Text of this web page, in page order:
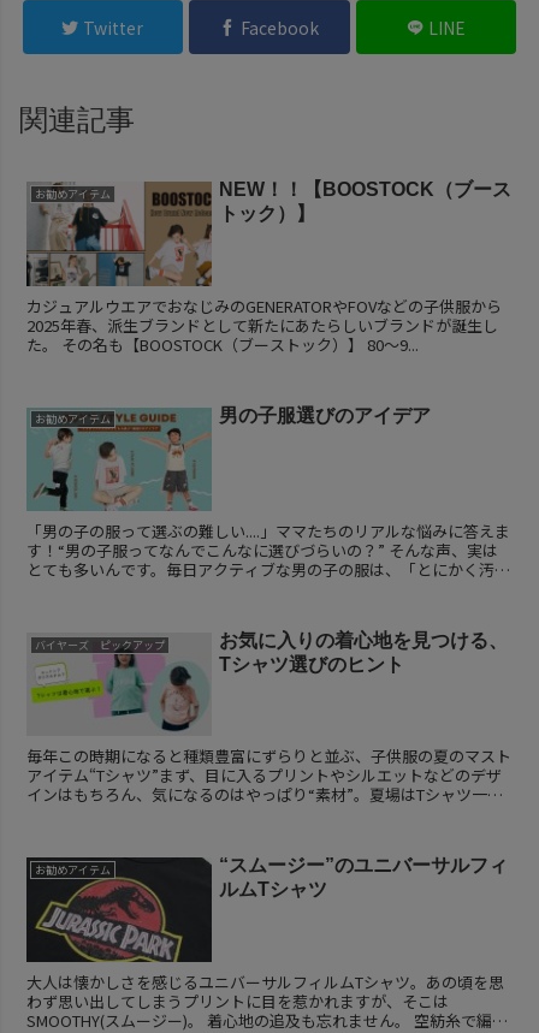
Twitter Facebook LINE
関連記事
お勧めアイテム
NEW！！【BOOSTOCK（ブース
トック）】
カジュアルウエアでおなじみのGENERATORやFOVなどの子供服から
2025年春、派生ブランドとして新たにあたらしいブランドが誕生し
た。 その名も【BOOSTOCK（ブーストック）】 80～9...
お勧めアイテム 男の子服選びのアイデア
「男の子の服って選ぶの難しい....」ママたちのリアルな悩みに答えま
す！“男の子服ってなんでこんなに選びづらいの？” そんな声、実は
とても多いんです。毎日アクティブな男の子の服は、「とにかく汚れ
バイヤーズ ピックアップ
お気に入りの着心地を見つける、
Tシャツ選びのヒント
毎年この時期になると種類豊富にずらりと並ぶ、子供服の夏のマスト
アイテム“Tシャツ”まず、目に入るプリントやシルエットなどのデザ
インはもちろん、気になるのはやっぱり“素材”。夏場はTシャツ一枚
お勧めアイテム
“スムージー”のユニバーサルフィ
ルムTシャツ
大人は懐かしさを感じるユニバーサルフィルムTシャツ。あの頃を思
わず思い出してしまうプリントに目を惹かれますが、そこは
SMOOTHY(スムージー)。 着心地の追及も忘れません。 空紡糸で編み